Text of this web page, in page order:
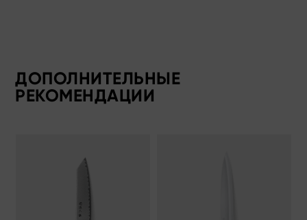
ДОПОЛНИТЕЛЬНЫЕ
РЕКОМЕНДАЦИИ